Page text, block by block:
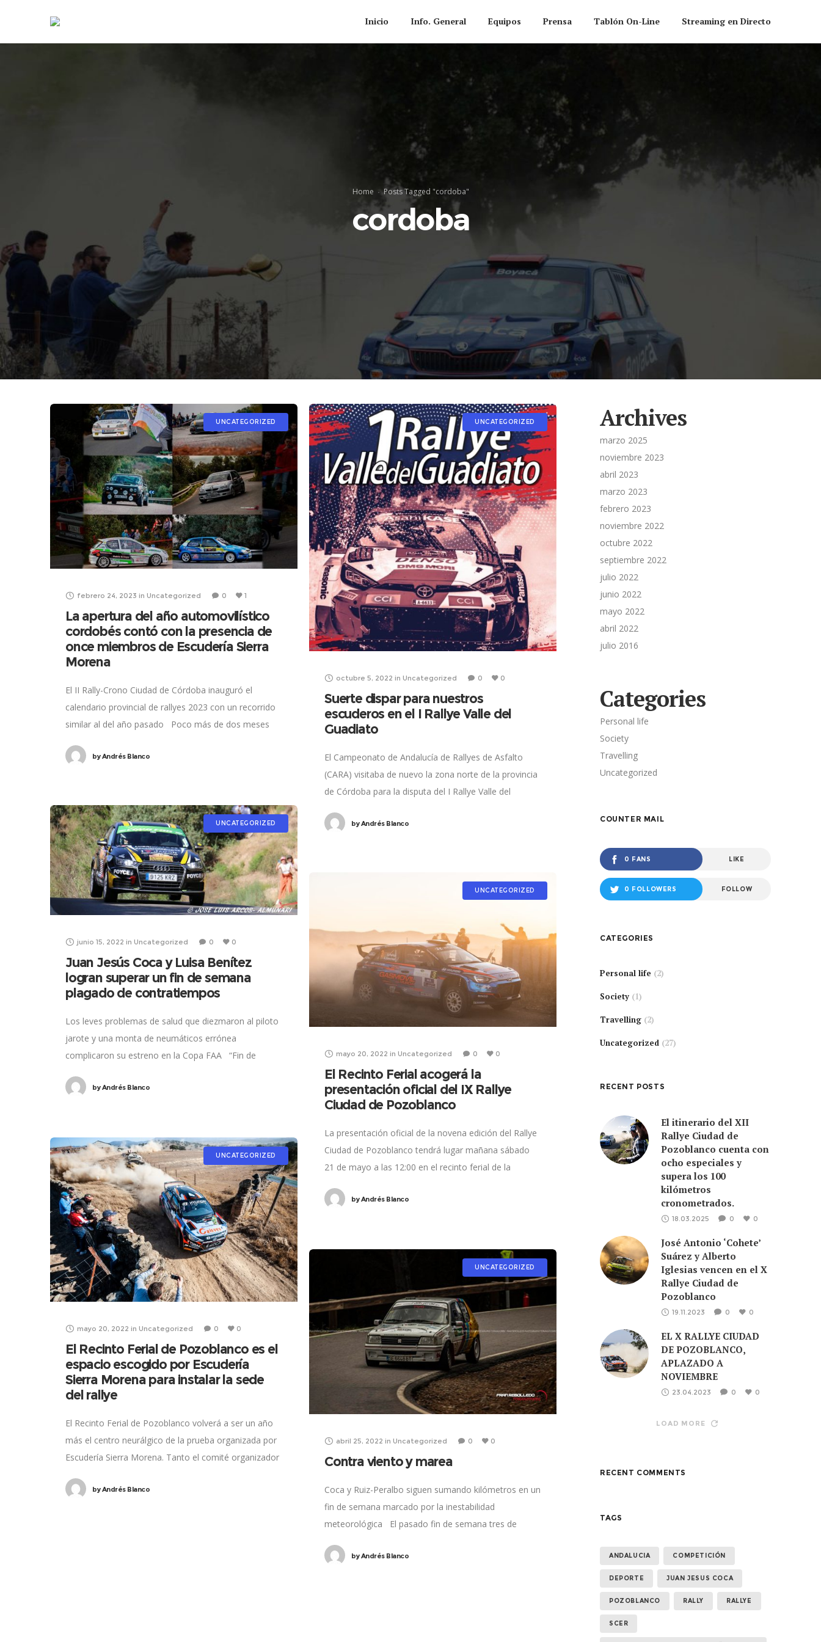
Inicio Info. General Equipos Prensa Tablón On-Line Streaming en Directo
Home Posts Tagged "cordoba"
cordoba
UNCATEGORIZED
febrero 24, 2023 in Uncategorized 0 1
La apertura del año automovilístico
cordobés contó con la presencia de
once miembros de Escudería Sierra
Morena
El II Rally-Crono Ciudad de Córdoba inauguró el
calendario provincial de rallyes 2023 con un recorrido
similar al del año pasado Poco más de dos meses
byAndrés Blanco
UNCATEGORIZED
octubre 5, 2022 in Uncategorized 0 0
Suerte dispar para nuestros
escuderos en el I Rallye Valle del
Guadiato
El Campeonato de Andalucía de Rallyes de Asfalto
(CARA) visitaba de nuevo la zona norte de la provincia
de Córdoba para la disputa del I Rallye Valle del
byAndrés Blanco
UNCATEGORIZED
junio 15, 2022 in Uncategorized 0 0
Juan Jesús Coca y Luisa Benítez
logran superar un fin de semana
plagado de contratiempos
Los leves problemas de salud que diezmaron al piloto
jarote y una monta de neumáticos errónea
complicaron su estreno en la Copa FAA “Fin de
byAndrés Blanco
UNCATEGORIZED
mayo 20, 2022 in Uncategorized 0 0
El Recinto Ferial acogerá la
presentación oficial del IX Rallye
Ciudad de Pozoblanco
La presentación oficial de la novena edición del Rallye
Ciudad de Pozoblanco tendrá lugar mañana sábado
21 de mayo a las 12:00 en el recinto ferial de la
byAndrés Blanco
UNCATEGORIZED
mayo 20, 2022 in Uncategorized 0 0
El Recinto Ferial de Pozoblanco es el
espacio escogido por Escudería
Sierra Morena para instalar la sede
del rallye
El Recinto Ferial de Pozoblanco volverá a ser un año
más el centro neurálgico de la prueba organizada por
Escudería Sierra Morena. Tanto el comité organizador
byAndrés Blanco
UNCATEGORIZED
abril 25, 2022 in Uncategorized 0 0
Contra viento y marea
Coca y Ruiz-Peralbo siguen sumando kilómetros en un
fin de semana marcado por la inestabilidad
meteorológica El pasado fin de semana tres de
byAndrés Blanco
Archives
marzo 2025
noviembre 2023
abril 2023
marzo 2023
febrero 2023
noviembre 2022
octubre 2022
septiembre 2022
julio 2022
junio 2022
mayo 2022
abril 2022
julio 2016
Categories
Personal life
Society
Travelling
Uncategorized
COUNTER MAIL
0 FANS LIKE
0 FOLLOWERS FOLLOW
CATEGORIES
Personal life (2)
Society (1)
Travelling (2)
Uncategorized (27)
RECENT POSTS
El itinerario del XII
Rallye Ciudad de
Pozoblanco cuenta con
ocho especiales y
supera los 100
kilómetros
cronometrados.
18.03.2025 0 0
José Antonio ‘Cohete’
Suárez y Alberto
Iglesias vencen en el X
Rallye Ciudad de
Pozoblanco
19.11.2023 0 0
EL X RALLYE CIUDAD
DE POZOBLANCO,
APLAZADO A
NOVIEMBRE
23.04.2023 0 0
LOAD MORE
RECENT COMMENTS
TAGS
ANDALUCIA COMPETICIÓN
DEPORTE JUAN JESUS COCA
POZOBLANCO RALLY RALLYE
SCER